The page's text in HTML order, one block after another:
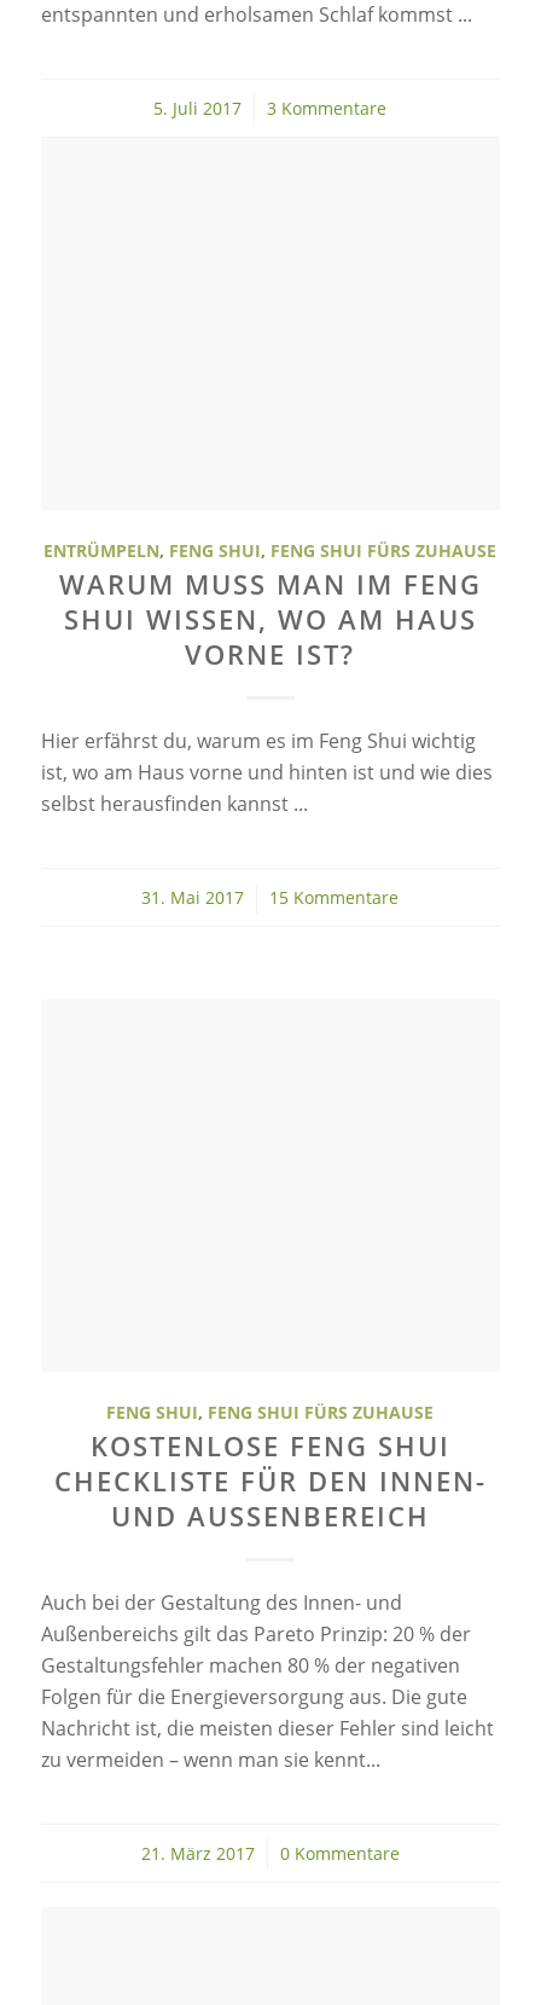
entspannten und erholsamen Schlaf kommst ...
5. Juli 2017
/ 3 Kommentare
ENTRÜMPELN, FENG SHUI, FENG SHUI FÜRS ZUHAUSE
WARUM MUSS MAN IM FENG
SHUI WISSEN, WO AM HAUS
VORNE IST?
Hier erfährst du, warum es im Feng Shui wichtig
ist, wo am Haus vorne und hinten ist und wie dies
selbst herausfinden kannst ...
31. Mai 2017
/ 15 Kommentare
FENG SHUI, FENG SHUI FÜRS ZUHAUSE
KOSTENLOSE FENG SHUI
CHECKLISTE FÜR DEN INNEN-
UND AUSSENBEREICH
Auch bei der Gestaltung des Innen- und
Außenbereichs gilt das Pareto Prinzip: 20 % der
Gestaltungsfehler machen 80 % der negativen
Folgen für die Energieversorgung aus. Die gute
Nachricht ist, die meisten dieser Fehler sind leicht
zu vermeiden – wenn man sie kennt...
21. März 2017
/ 0 Kommentare